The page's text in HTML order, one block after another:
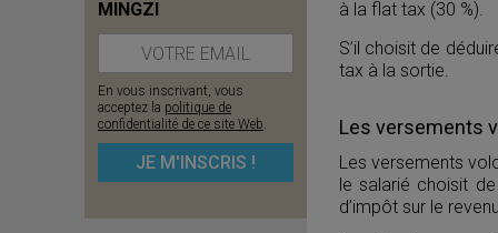
à la flat tax (30 %).
S’il choisit de
tax à la sortie.
Les versements
Les versements
le salarié choisit
d’impôt sur le
MINGZI
En vous inscrivant, vous
acceptez la politique de
confidentialité de ce site Web.